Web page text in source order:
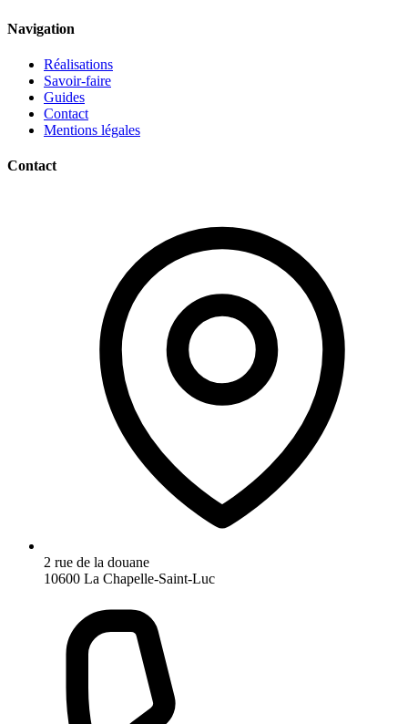
Navigation
Réalisations
Savoir-faire
Guides
Contact
Mentions légales
Contact
2 rue de la douane
10600 La Chapelle-Saint-Luc